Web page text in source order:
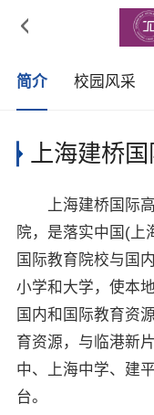

简介 校园风采
上海建桥
上海建桥国际高
院，是落实中国(上
国际教育院校与国
小学和大学，使本
国内和国际教育资
育资源，与临港新
中、上海中学、建
台。